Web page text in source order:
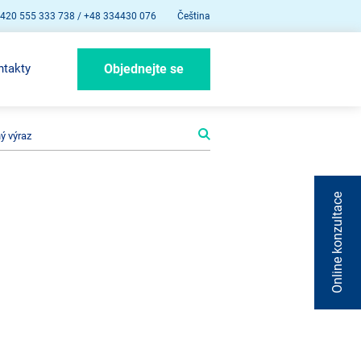
555 333 738 / +48 334430 076 Čeština
Objednejte se
Online konzultace